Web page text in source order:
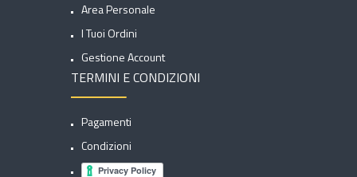
Area Personale
I Tuoi Ordini
Gestione Account
TERMINI E CONDIZIONI
Pagamenti
Condizioni